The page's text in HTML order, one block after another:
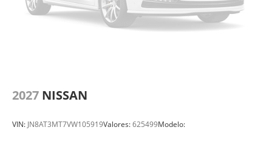
2027 NISSAN
VIN: JN8AT3MT7VW105919Valores:625499Modelo: